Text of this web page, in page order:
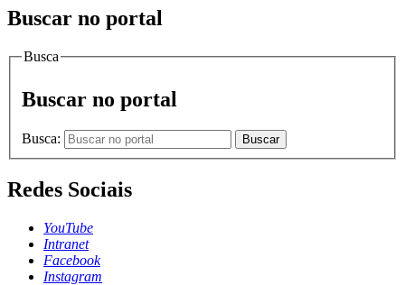
Buscar no portal
Busca
Buscar no portal
Busca: Buscar
Redes Sociais
YouTube
Intranet
Facebook
Instagram